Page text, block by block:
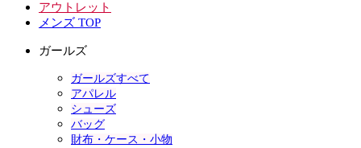
アウトレット
メンズ TOP
ガールズ
ガールズすべて
アパレル
シューズ
バッグ
財布・ケース・小物